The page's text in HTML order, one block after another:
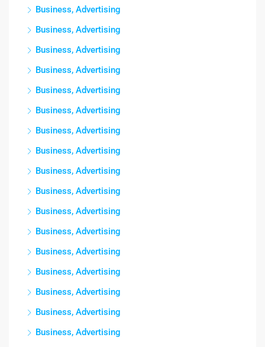
Business, Advertising
Business, Advertising
Business, Advertising
Business, Advertising
Business, Advertising
Business, Advertising
Business, Advertising
Business, Advertising
Business, Advertising
Business, Advertising
Business, Advertising
Business, Advertising
Business, Advertising
Business, Advertising
Business, Advertising
Business, Advertising
Business, Advertising